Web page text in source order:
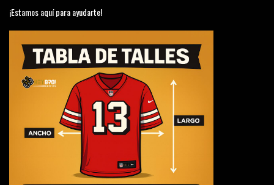
¡Estamos aquí para ayudarte!